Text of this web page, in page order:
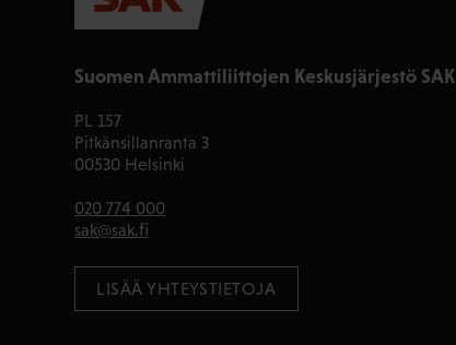
Suomen Ammattiliittojen Keskusjärjestö SAK
PL 157
Pitkänsillanranta 3
00530 Helsinki
020 774 000
sak@sak.fi
LISÄÄ YHTEYSTIETOJA